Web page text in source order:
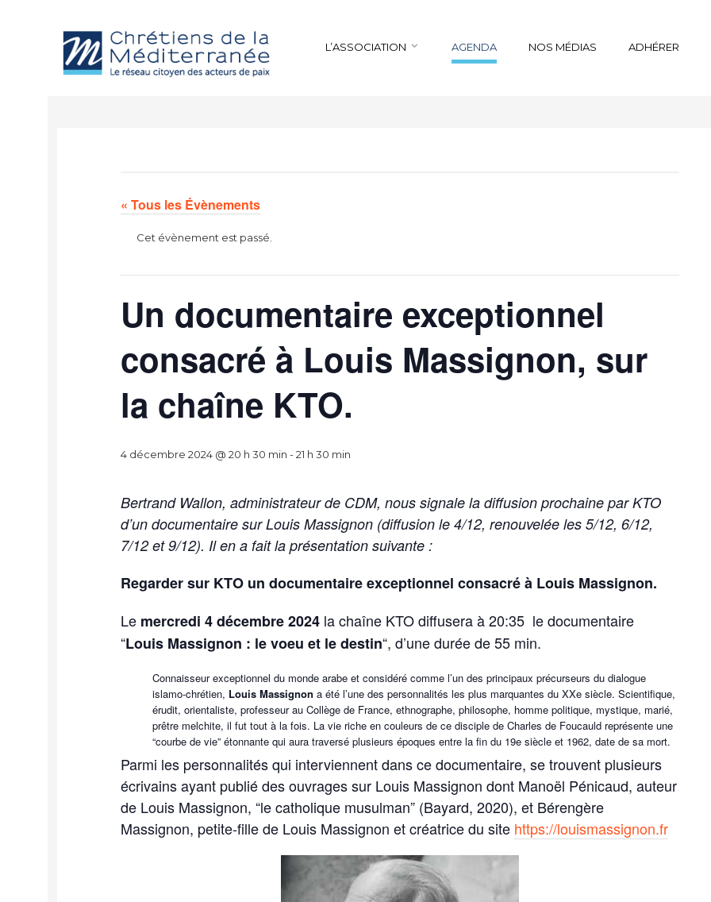
L’ASSOCIATION AGENDA NOS MÉDIAS ADHÉRER
« Tous les Évènements
Cet évènement est passé.
Un documentaire exceptionnel
consacré à Louis Massignon, sur
la chaîne KTO.
4 décembre 2024 @ 20 h 30 min -21 h 30 min
Bertrand Wallon, administrateur de CDM, nous signale la diffusion prochaine par KTO
d’un documentaire sur Louis Massignon (diffusion le 4/12, renouvelée les 5/12, 6/12,
7/12 et 9/12). Il en a fait la présentation suivante :
Regarder sur KTO un documentaire exceptionnel consacré à Louis Massignon.
Le mercredi 4 décembre 2024 la chaîne KTO diffusera à 20:35 le documentaire
“Louis Massignon : le voeu et le destin“, d’une durée de 55 min.
Connaisseur exceptionnel du monde arabe et considéré comme l’un des principaux précurseurs du dialogue
islamo-chrétien, Louis Massignon a été l’une des personnalités les plus marquantes du XXe siècle. Scientifique,
érudit, orientaliste, professeur au Collège de France, ethnographe, philosophe, homme politique, mystique, marié,
prêtre melchite, il fut tout à la fois. La vie riche en couleurs de ce disciple de Charles de Foucauld représente une
“courbe de vie” étonnante qui aura traversé plusieurs époques entre la fin du 19e siècle et 1962, date de sa mort.
Parmi les personnalités qui interviennent dans ce documentaire, se trouvent plusieurs
écrivains ayant publié des ouvrages sur Louis Massignon dont Manoël Pénicaud, auteur
de Louis Massignon, “le catholique musulman” (Bayard, 2020), et Bérengère
Massignon, petite-fille de Louis Massignon et créatrice du site https://louismassignon.fr